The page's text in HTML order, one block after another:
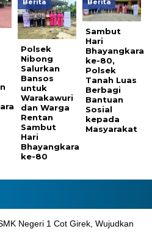
Berita
Polsek
Nibong
Salurkan
Bansos
untuk
Warakawuri
dan Warga
Rentan
Sambut
Hari
Bhayangkara
ke-80
Berita
Sambut
Hari
Bhayangkara
ke-80,
Polsek
Tanah Luas
Berbagi
Bantuan
Sosial
kepada
Masyarakat
Negeri 1 Cot Girek, Wujudkan